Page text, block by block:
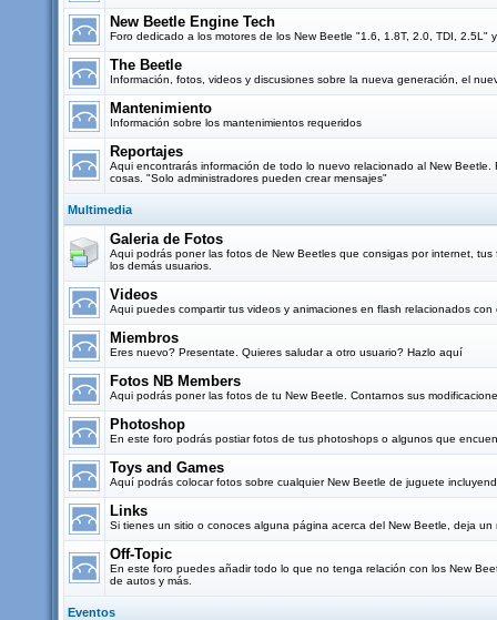
New Beetle Engine Tech
Foro dedicado a los motores de los New Beetle "1.6, 1.8T, 2.0, TDI, 2.5L"
The Beetle
Información, fotos, videos y discusiones sobre la nueva generación, el
Mantenimiento
Información sobre los mantenimientos requeridos
Reportajes
Aqui encontrarás información de todo lo nuevo relacionado al New Beetle.
cosas. "Solo administradores pueden crear mensajes"
Multimedia
Galeria de Fotos
Aqui podrás poner las fotos de New Beetles que consigas por internet, tus
los demás usuarios.
Videos
Aqui puedes compartir tus videos y animaciones en flash relacionados con
Miembros
Eres nuevo? Presentate. Quieres saludar a otro usuario? Hazlo aquí
Fotos NB Members
Aqui podrás poner las fotos de tu New Beetle. Contarnos sus
Photoshop
En este foro podrás postiar fotos de tus photoshops o algunos que
Toys and Games
Aquí podrás colocar fotos sobre cualquier New Beetle de juguete
Links
Si tienes un sitio o conoces alguna página acerca del New Beetle, deja un
Off-Topic
En este foro puedes añadir todo lo que no tenga relación con los New
de autos y más.
Eventos